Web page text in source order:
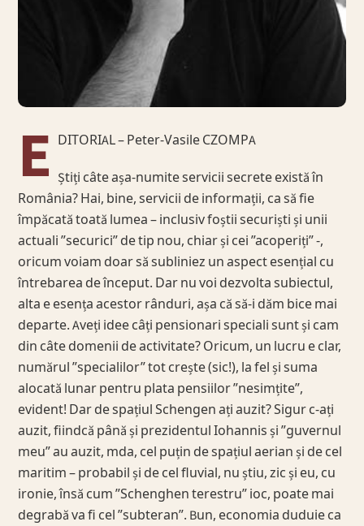
E DITORIAL – Peter-Vasile CZOMPA
Știți câte așa-numite servicii secrete există în
România? Hai, bine, servicii de informații, ca să fie
împăcată toată lumea – inclusiv foștii securiști și unii
actuali ”securici” de tip nou, chiar și cei ”acoperiți” -,
oricum voiam doar să subliniez un aspect esențial cu
întrebarea de început. Dar nu voi dezvolta subiectul,
alta e esența acestor rânduri, așa că să-i dăm bice mai
departe. Aveți idee câți pensionari speciali sunt și cam
din câte domenii de activitate? Oricum, un lucru e clar,
numărul ”specialilor” tot crește (sic!), la fel și suma
alocată lunar pentru plata pensiilor ”nesimțite”,
evident! Dar de spațiul Schengen ați auzit? Sigur c-ați
auzit, fiindcă până și prezidentul Iohannis și ”guvernul
meu” au auzit, mda, cel puțin de spațiul aerian și de cel
maritim – probabil și de cel fluvial, nu știu, zic și eu, cu
ironie, însă cum ”Schenghen terestru” ioc, poate mai
degrabă va fi cel ”subteran”. Bun, economia duduie ca